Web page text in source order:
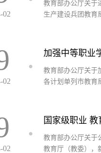
02
教育部办公厅关于
生产建设兵团教
02
加强中等职业
教育部办公厅关于
各计划单列市教
02
国家级职业 教
教育部办公厅关于
教育厅（教委）